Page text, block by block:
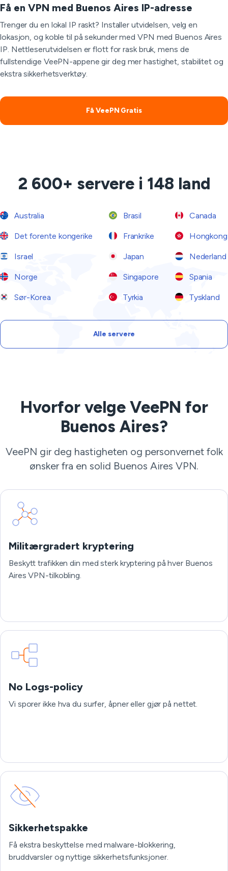
Få en VPN med Buenos Aires IP-adresse
Trenger du en lokal IP raskt? Installer utvidelsen, velg en
lokasjon, og koble til på sekunder med VPN med Buenos Aires
IP. Nettleserutvidelsen er flott for rask bruk, mens de
fullstendige VeePN-appene gir deg mer hastighet, stabilitet og
ekstra sikkerhetsverktøy.
Få VeePN Gratis
2 600+ servere i 148 land
Australia Brasil Canada
Det forente kongerike Frankrike Hongkong
Israel Japan Nederland
Norge Singapore Spania
Sør-Korea Tyrkia Tyskland
Alle servere
Hvorfor velge VeePN for
Buenos Aires?
VeePN gir deg hastigheten og personvernet folk
ønsker fra en solid Buenos Aires VPN.
Militærgradert kryptering
Beskytt trafikken din med sterk kryptering på hver Buenos
Aires VPN-tilkobling.
No Logs-policy
Vi sporer ikke hva du surfer, åpner eller gjør på nettet.
Sikkerhetspakke
Få ekstra beskyttelse med malware-blokkering,
bruddvarsler og nyttige sikkerhetsfunksjoner.